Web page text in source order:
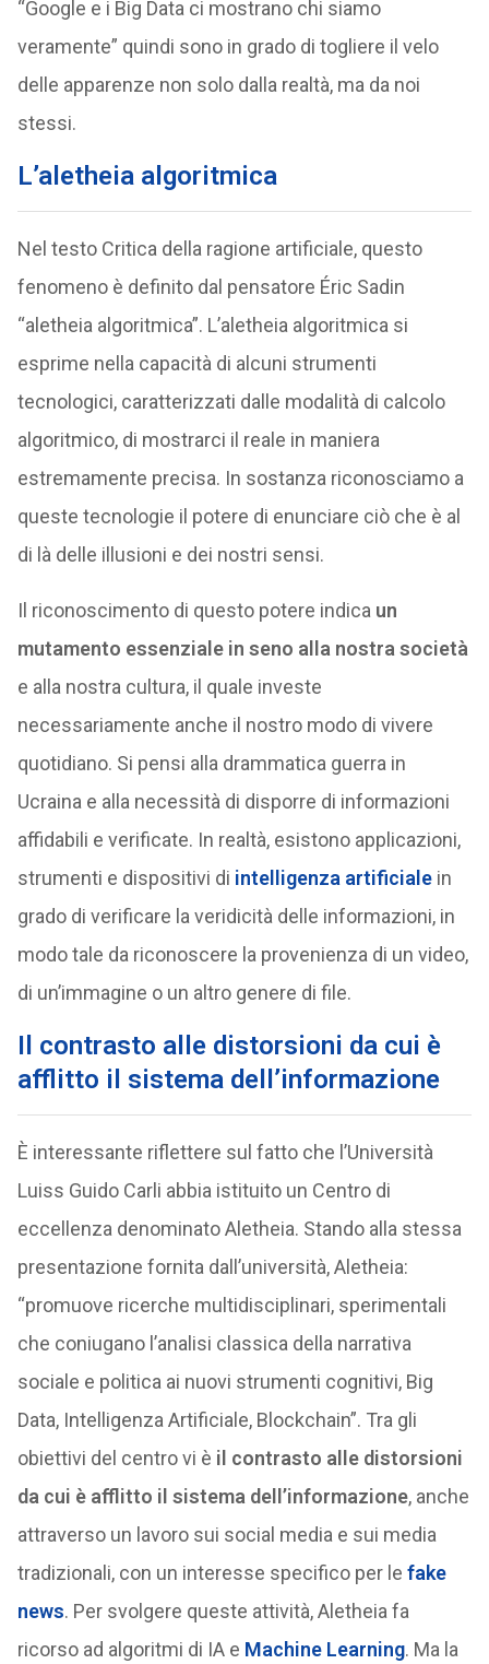
“Google e i Big Data ci mostrano chi siamo
veramente” quindi sono in grado di togliere il velo
delle apparenze non solo dalla realtà, ma da noi
stessi.
L’aletheia algoritmica
Nel testo Critica della ragione artificiale, questo
fenomeno è definito dal pensatore Éric Sadin
“aletheia algoritmica”. L’aletheia algoritmica si
esprime nella capacità di alcuni strumenti
tecnologici, caratterizzati dalle modalità di calcolo
algoritmico, di mostrarci il reale in maniera
estremamente precisa. In sostanza riconosciamo a
queste tecnologie il potere di enunciare ciò che è al
di là delle illusioni e dei nostri sensi.
Il riconoscimento di questo potere indica un
mutamento essenziale in seno alla nostra società
e alla nostra cultura, il quale investe
necessariamente anche il nostro modo di vivere
quotidiano. Si pensi alla drammatica guerra in
Ucraina e alla necessità di disporre di informazioni
affidabili e verificate. In realtà, esistono applicazioni,
strumenti e dispositivi di intelligenza artificialein
grado di verificare la veridicità delle informazioni, in
modo tale da riconoscere la provenienza di un video,
di un’immagine o un altro genere di file.
Il contrasto alle distorsioni da cui è
afflitto il sistema dell’informazione
È interessante riflettere sul fatto che l’Università
Luiss Guido Carli abbia istituito un Centro di
eccellenza denominato Aletheia. Stando alla stessa
presentazione fornita dall’università, Aletheia:
“promuove ricerche multidisciplinari, sperimentali
che coniugano l’analisi classica della narrativa
sociale e politica ai nuovi strumenti cognitivi, Big
Data, Intelligenza Artificiale, Blockchain”. Tra gli
obiettivi del centro vi è il contrasto alle distorsioni
da cui è afflitto il sistema dell’informazione, anche
attraverso un lavoro sui social media e sui media
tradizionali, con un interesse specifico per le fake
news. Per svolgere queste attività, Aletheia fa
ricorso ad algoritmi di IA e Machine Learning. Ma la